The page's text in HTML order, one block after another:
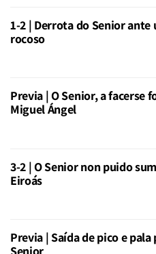
1-2 | Derrota do Senior ante
rocoso
Previa | O Senior, a facerse
Miguel Ángel
3-2 | O Senior non puido
Eiroás
Previa | Saída de pico e pala